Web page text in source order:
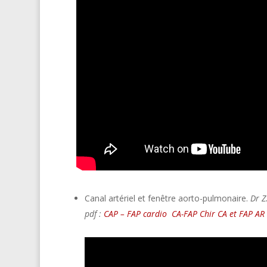
Canal artériel et fenêtre aorto-pulmonaire. Dr
pdf : CAP – FAP cardioCA-FAP Chir CA et FAP AR